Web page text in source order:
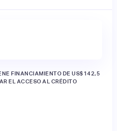
FINANCIAMIENTO DE US$142,5
EL ACCESO AL CRÉDITO